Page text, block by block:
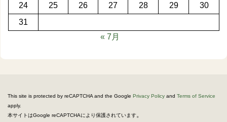
24
25 26 27 28 29
30
31
« 7月
This site is protected by reCAPTCHA and the Google Privacy Policy and Terms of Service
apply.
本サイトはGoogle reCAPTCHAにより保護されています。